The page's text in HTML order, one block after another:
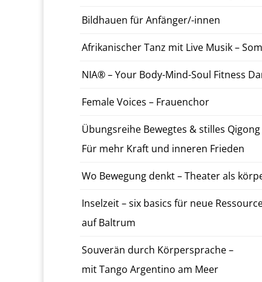
Bild­hauen für An­fänger/-in­nen
Afrikanis­ch­er Tanz mit Live Musik –
NIA® – Your Body-­Mind-­Soul Fit­ness
Female Voices – Frauen­chor
Übungsrei­he Be­wegtes & stilles Qigong
Für mehr Kraft und in­neren Frieden
Wo Be­we­gung denkt – The­ater als
In­selzeit – six basics für neue
auf Bal­trum
Sou­verän durch Kör­per­sprache –
mit Tango Ar­genti­no am Meer